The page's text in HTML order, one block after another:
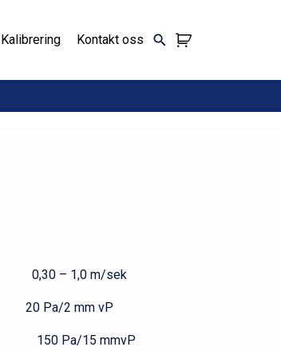
Kalibrering Kontakt oss
0,30 – 1,0 m/sek
20 Pa/2 mm vP
15 mmvP